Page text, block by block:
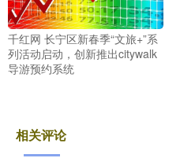
千红网 长宁区新春季“文旅+”系
列活动启动，创新推出citywalk
导游预约系统
相关评论